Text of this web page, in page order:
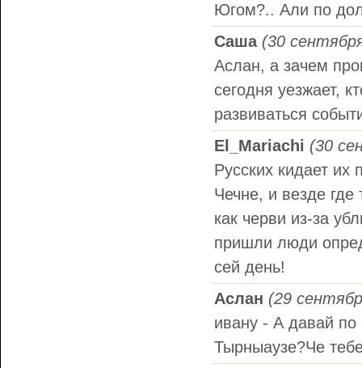
Югом?.. Али по
Саша (30
Аслан, а зачем
сегодня уезжает,
развиваться
El_Mariachi (30
Русских кидает их
Чечне, и везде
как черви из-за
пришли люди
сей день!
Аслан (29
ивану - А давай по
Тырныаузе?Че